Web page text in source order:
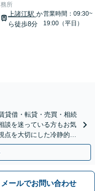
所
上諸江駅 か
ら徒歩8分
営業時間：09:30~
19:00（平日）
貸借・転貸・売買・相続
談を迷っている方もお気
点を大切にした冷静的確
上諸江駅8分
メールでお問い合わせ